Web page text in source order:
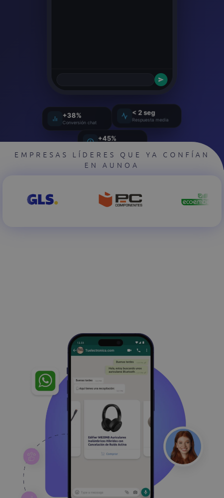
+38%
Conversión chat
< 2 seg
Respuesta media
+45%
EMPRESAS LÍDERES QUE YA CONFÍAN
EN AUNOA